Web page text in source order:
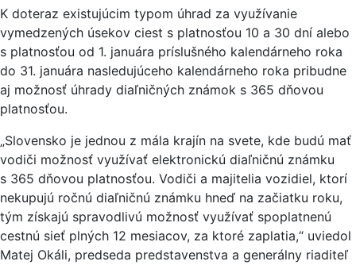
K doteraz existujúcim typom úhrad za využívanie
vymedzených úsekov ciest s platnosťou 10 a 30 dní alebo
s platnosťou od 1. januára príslušného kalendárneho roka
do 31. januára nasledujúceho kalendárneho roka pribudne
aj možnosť úhrady diaľničných známok s 365 dňovou
platnosťou.
„Slovensko je jednou z mála krajín na svete, kde budú mať
vodiči možnosť využívať elektronickú diaľničnú známku
s 365 dňovou platnosťou. Vodiči a majitelia vozidiel, ktorí
nekupujú ročnú diaľničnú známku hneď na začiatku roku,
tým získajú spravodlivú možnosť využívať spoplatnenú
cestnú sieť plných 12 mesiacov, za ktoré zaplatia,“ uviedol
Matej Okáli, predseda predstavenstva a generálny riaditeľ